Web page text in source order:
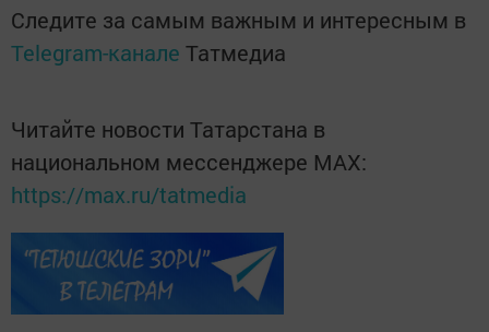
Следите за самым важным и интересным в
Telegram-канале Татмедиа
Читайте новости Татарстана в
национальном мессенджере MАХ:
https://max.ru/tatmedia